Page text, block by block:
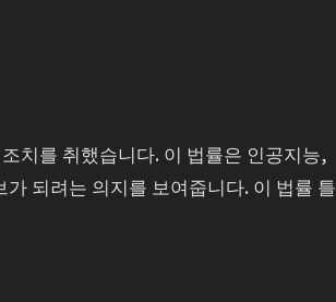
치를 취했습니다. 이 법률은 인공지능,
되려는 의지를 보여줍니다. 이 법률 틀